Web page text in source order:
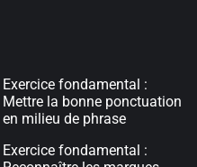
Exercice fondamental :
Mettre la bonne ponctuation
en milieu de phrase
Exercice fondamental :